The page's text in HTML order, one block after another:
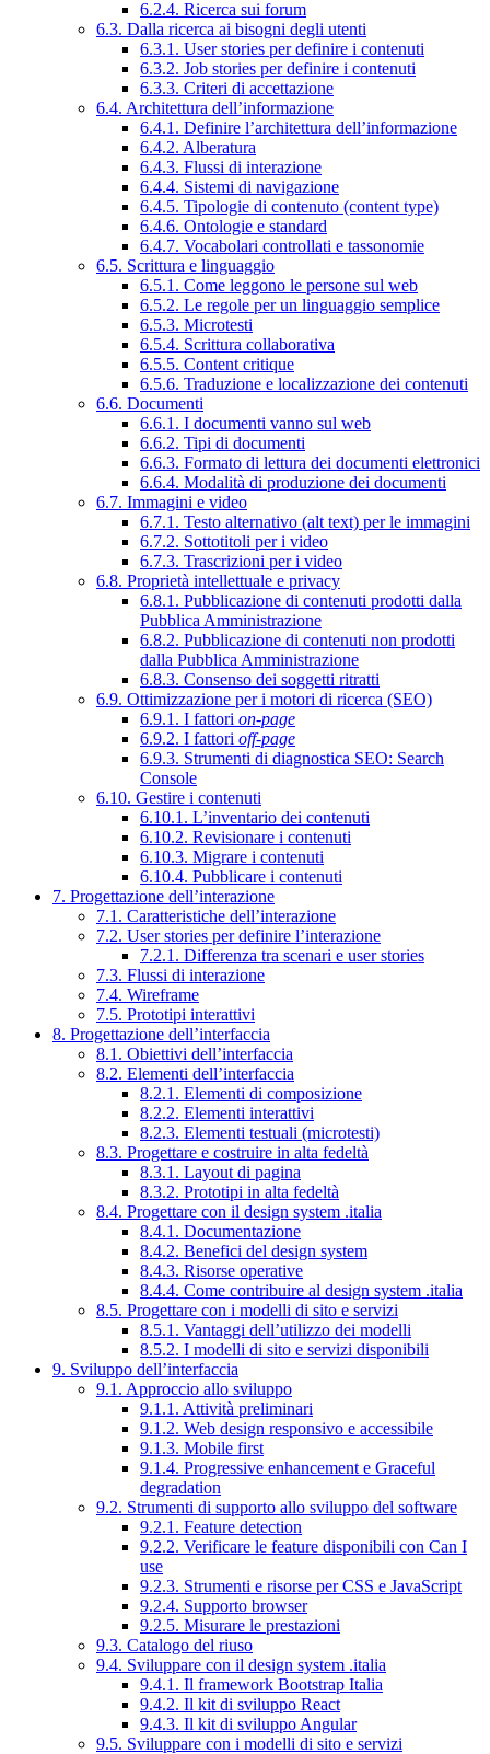
6.2.4. Ricerca sui forum
6.3. Dalla ricerca ai bisogni degli utenti
6.3.1. User stories per definire i contenuti
6.3.2. Job stories per definire i contenuti
6.3.3. Criteri di accettazione
6.4. Architettura dell’informazione
6.4.1. Definire l’architettura dell’informazione
6.4.2. Alberatura
6.4.3. Flussi di interazione
6.4.4. Sistemi di navigazione
6.4.5. Tipologie di contenuto (content type)
6.4.6. Ontologie e standard
6.4.7. Vocabolari controllati e tassonomie
6.5. Scrittura e linguaggio
6.5.1. Come leggono le persone sul web
6.5.2. Le regole per un linguaggio semplice
6.5.3. Microtesti
6.5.4. Scrittura collaborativa
6.5.5. Content critique
6.5.6. Traduzione e localizzazione dei contenuti
6.6. Documenti
6.6.1. I documenti vanno sul web
6.6.2. Tipi di documenti
6.6.3. Formato di lettura dei documenti elettronici
6.6.4. Modalità di produzione dei documenti
6.7. Immagini e video
6.7.1. Testo alternativo (alt text) per le immagini
6.7.2. Sottotitoli per i video
6.7.3. Trascrizioni per i video
6.8. Proprietà intellettuale e privacy
6.8.1. Pubblicazione di contenuti prodotti dalla
Pubblica Amministrazione
6.8.2. Pubblicazione di contenuti non prodotti
dalla Pubblica Amministrazione
6.8.3. Consenso dei soggetti ritratti
6.9. Ottimizzazione per i motori di ricerca (SEO)
6.9.1. I fattori on-page
6.9.2. I fattori off-page
6.9.3. Strumenti di diagnostica SEO: Search
Console
6.10. Gestire i contenuti
6.10.1. L’inventario dei contenuti
6.10.2. Revisionare i contenuti
6.10.3. Migrare i contenuti
6.10.4. Pubblicare i contenuti
7. Progettazione dell’interazione
7.1. Caratteristiche dell’interazione
7.2. User stories per definire l’interazione
7.2.1. Differenza tra scenari e user stories
7.3. Flussi di interazione
7.4. Wireframe
7.5. Prototipi interattivi
8. Progettazione dell’interfaccia
8.1. Obiettivi dell’interfaccia
8.2. Elementi dell’interfaccia
8.2.1. Elementi di composizione
8.2.2. Elementi interattivi
8.2.3. Elementi testuali (microtesti)
8.3. Progettare e costruire in alta fedeltà
8.3.1. Layout di pagina
8.3.2. Prototipi in alta fedeltà
8.4. Progettare con il design system .italia
8.4.1. Documentazione
8.4.2. Benefici del design system
8.4.3. Risorse operative
8.4.4. Come contribuire al design system .italia
8.5. Progettare con i modelli di sito e servizi
8.5.1. Vantaggi dell’utilizzo dei modelli
8.5.2. I modelli di sito e servizi disponibili
9. Sviluppo dell’interfaccia
9.1. Approccio allo sviluppo
9.1.1. Attività preliminari
9.1.2. Web design responsivo e accessibile
9.1.3. Mobile first
9.1.4. Progressive enhancement e Graceful
degradation
9.2. Strumenti di supporto allo sviluppo del software
9.2.1. Feature detection
9.2.2. Verificare le feature disponibili con Can I
use
9.2.3. Strumenti e risorse per CSS e JavaScript
9.2.4. Supporto browser
9.2.5. Misurare le prestazioni
9.3. Catalogo del riuso
9.4. Sviluppare con il design system .italia
9.4.1. Il framework Bootstrap Italia
9.4.2. Il kit di sviluppo React
9.4.3. Il kit di sviluppo Angular
9.5. Sviluppare con i modelli di sito e servizi